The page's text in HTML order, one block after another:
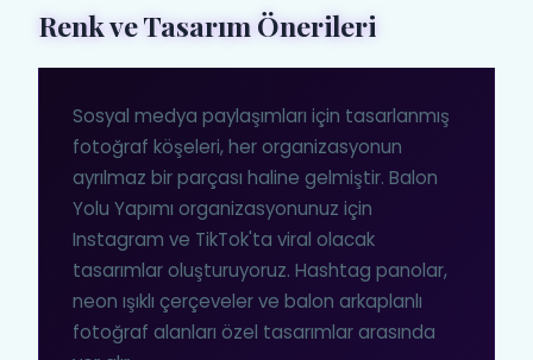
Renk ve Tasarım Önerileri
Sosyal medya paylaşımları için tasarlanmış
fotoğraf köşeleri, her organizasyonun
ayrılmaz bir parçası haline gelmiştir. Balon
Yolu Yapımı organizasyonunuz için
Instagram ve TikTok'ta viral olacak
tasarımlar oluşturuyoruz. Hashtag panolar,
neon ışıklı çerçeveler ve balon arkaplanlı
fotoğraf alanları özel tasarımlar arasında